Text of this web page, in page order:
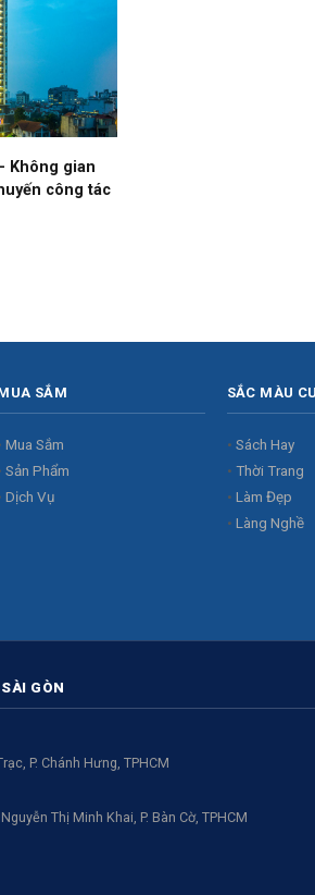
Không gian
công tác
SẮM
Mua Sắm
Sản Phẩm
Dịch Vụ
SẮC MÀU
Sách Hay
Thời Trang
Làm Đẹp
Làng Nghề
GÒN
P. Chánh Hưng, TPHCM
Thị Minh Khai, P. Bàn Cờ, TPHCM